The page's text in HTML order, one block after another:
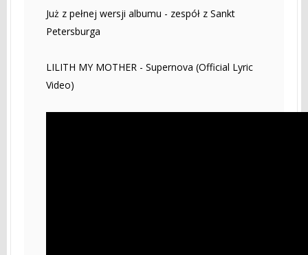
Już z pełnej wersji albumu - zespół z Sankt
Petersburga
LILITH MY MOTHER - Supernova (Official Lyric
Video)